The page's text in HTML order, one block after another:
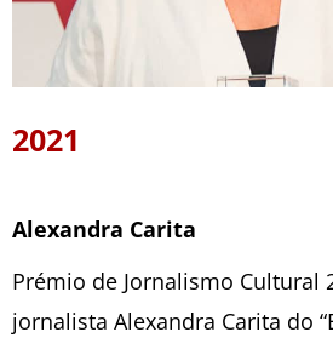
2021
Alexandra Carita
Prémio de Jornalismo Cultural
jornalista Alexandra Carita do